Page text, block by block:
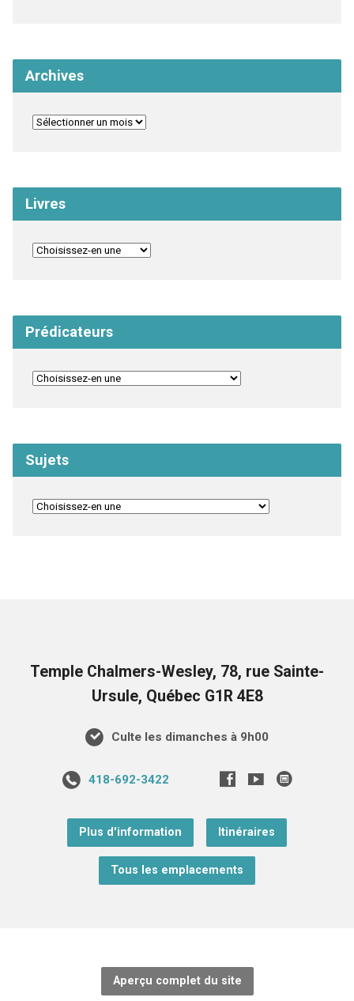
Archives
Livres
Prédicateurs
Sujets
Temple Chalmers-Wesley, 78, rue Sainte-
Ursule, Québec G1R 4E8
Culte les dimanches à 9h00
418-692-3422
Plus d'information Itinéraires
Tous les emplacements
Aperçu complet du site